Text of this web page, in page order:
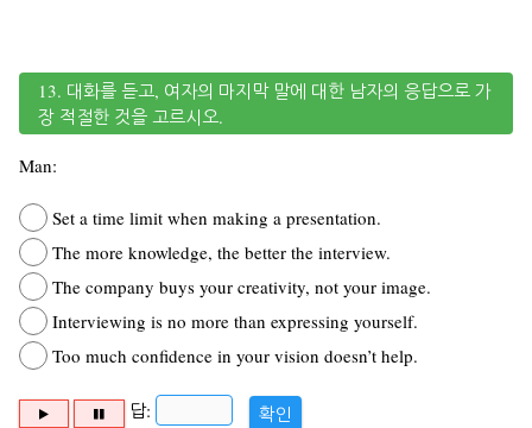
13. 대화를 듣고, 여자의 마지막 말에 대한 남자의 응답으로 가
장 적절한 것을 고르시오.
Man:
Set a time limit when making a presentation.
The more knowledge, the better the interview.
The company buys your creativity, not your image.
Interviewing is no more than expressing yourself.
Too much confidence in your vision doesn’t help.
답: 확인